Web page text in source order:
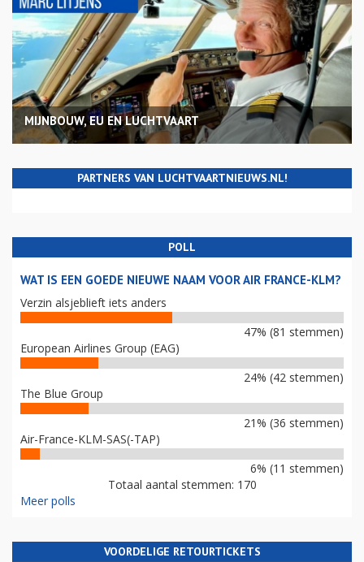
MIJNBOUW, EU EN LUCHTVAART
PARTNERS VAN LUCHTVAARTNIEUWS.NL!
POLL
WAT IS EEN GOEDE NIEUWE NAAM VOOR AIR FRANCE-KLM?
Verzin alsjeblieft iets anders
47% (81 stemmen)
European Airlines Group (EAG)
24% (42 stemmen)
The Blue Group
21% (36 stemmen)
Air-France-KLM-SAS(-TAP)
6% (11 stemmen)
Totaal aantal stemmen: 170
Meer polls
VOORDELIGE RETOURTICKETS